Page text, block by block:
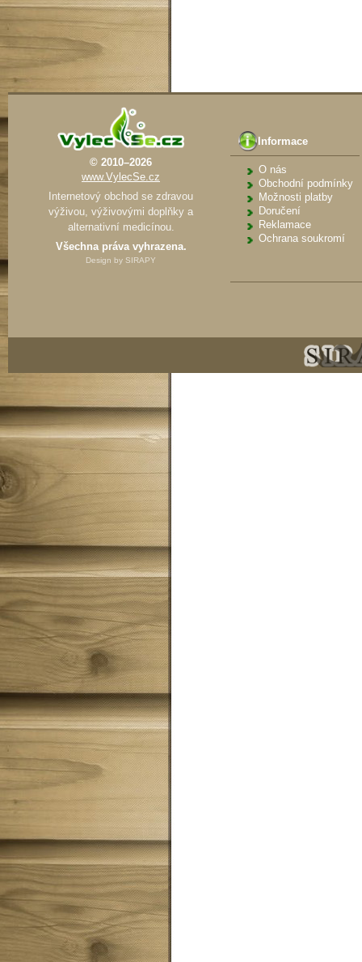
© 2010–2026
www.VylecSe.cz
Internetový obchod se zdravou
výživou, výživovými doplňky a
alternativní medicínou.
Všechna práva vyhrazena.
Design by SIRAPY
Informace
O nás
Obchodní podmínky
Možnosti platby
Doručení
Reklamace
Ochrana soukromí